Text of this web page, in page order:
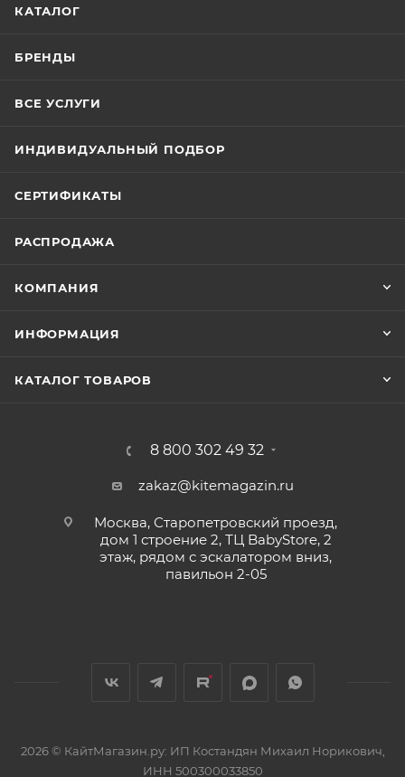
КАТАЛОГ
БРЕНДЫ
ВСЕ УСЛУГИ
ИНДИВИДУАЛЬНЫЙ ПОДБОР
СЕРТИФИКАТЫ
РАСПРОДАЖА
КОМПАНИЯ
ИНФОРМАЦИЯ
КАТАЛОГ ТОВАРОВ
8 800 302 49 32
zakaz@kitemagazin.ru
Москва, Старопетровский проезд,
дом 1 строение 2, ТЦ BabyStore, 2
этаж, рядом с эскалатором вниз,
павильон 2-05
2026 © КайтМагазин.ру: ИП Костандян Михаил Норикович,
ИНН 500300033850